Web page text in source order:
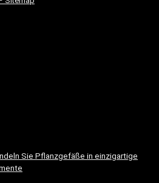
Sie Pflanzgefäße in einzigartige